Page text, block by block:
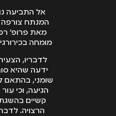
אל התביעה
המנתח
מאת פרופ'
מומחה
לדבריו,
ידעה שהיא
שומני, בהתאם
הגיעה, וכי
קשיים
הרצויה.